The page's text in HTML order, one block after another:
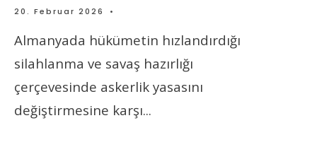
20. Februar 2026 •
Almanyada hükümetin hızlandırdığı
silahlanma ve savaş hazırlığı
çerçevesinde askerlik yasasını
değiştirmesine karşı...